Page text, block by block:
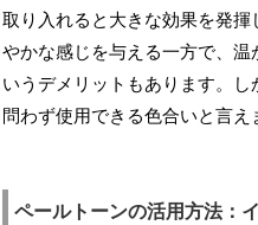
取り入れると大きな効果を発揮
やかな感じを与える一方で、温
いうデメリットもあります。し
問わず使用できる色合いと言え
ペールトーンの活用方法：